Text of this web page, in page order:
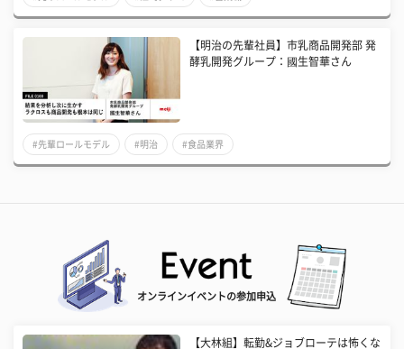
【明治の先輩社員】市乳商品開発部 発
酵乳開発グループ：國生智華さん
#先輩ロールモデル #明治 #食品業界
オンラインイベントの参加申込
【大林組】転勤&ジョブローテは怖くな